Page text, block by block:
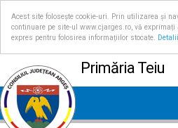
Acest site folosește cookie-uri. Prin utilizarea și
continuare pe site-ul www.cjarges.ro, vă exprimați
expres pentru folosirea informațiilor stocate.
Detalii
Primăria Teiu